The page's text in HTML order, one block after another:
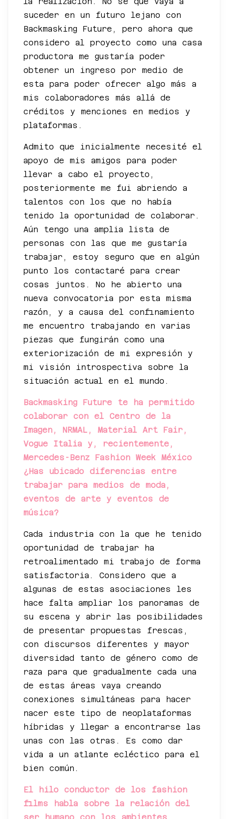
suceder en un futuro lejano con
Backmasking Future, pero ahora que
considero al proyecto como una casa
productora me gustaría poder
obtener un ingreso por medio de
esta para poder ofrecer algo más a
mis colaboradores más allá de
créditos y menciones en medios y
plataformas.
Admito que inicialmente necesité el
apoyo de mis amigos para poder
llevar a cabo el proyecto,
posteriormente me fui abriendo a
talentos con los que no había
tenido la oportunidad de colaborar.
Aún tengo una amplia lista de
personas con las que me gustaría
trabajar, estoy seguro que en algún
punto los contactaré para crear
cosas juntos. No he abierto una
nueva convocatoria por esta misma
razón, y a causa del confinamiento
me encuentro trabajando en varias
piezas que fungirán como una
exteriorización de mi expresión y
mi visión introspectiva sobre la
situación actual en el mundo.
Backmasking Future te ha permitido
colaborar con el Centro de la
Imagen, NRMAL, Material Art Fair,
Vogue Italia y, recientemente,
Mercedes-Benz Fashion Week México
¿Has ubicado diferencias entre
trabajar para medios de moda,
eventos de arte y eventos de
música?
Cada industria con la que he tenido
oportunidad de trabajar ha
retroalimentado mi trabajo de forma
satisfactoria. Considero que a
algunas de estas asociaciones les
hace falta ampliar los panoramas de
su escena y abrir las posibilidades
de presentar propuestas frescas,
con discursos diferentes y mayor
diversidad tanto de género como de
raza para que gradualmente cada una
de estas áreas vaya creando
conexiones simultáneas para hacer
nacer este tipo de neoplataformas
híbridas y llegar a encontrarse las
unas con las otras. Es como dar
vida a un atlante ecléctico para el
bien común.
El hilo conductor de los fashion
films habla sobre la relación del